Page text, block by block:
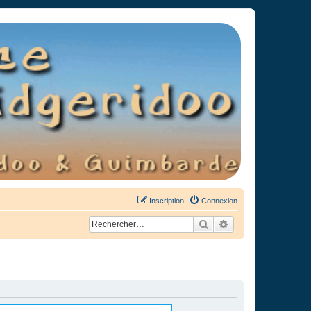
Connexion
Inscription
Rechercher